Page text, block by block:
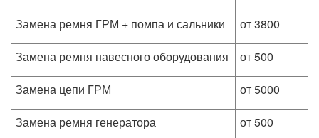
Замена ремня ГРМ + помпа и сальники
от 3800
Замена ремня навесного оборудования
от 500
Замена цепи ГРМ
от 5000
Замена ремня генератора
от 500